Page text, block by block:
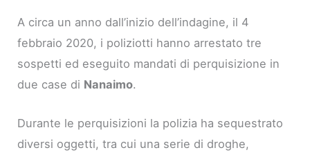
A circa un anno dall’inizio dell’indagine, il 4
febbraio 2020, i poliziotti hanno arrestato tre
sospetti ed eseguito mandati di perquisizione in
due case di Nanaimo.
Durante le perquisizioni la polizia ha sequestrato
diversi oggetti, tra cui una serie di droghe,